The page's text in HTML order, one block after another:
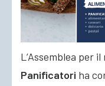
L’Assemblea per
Panificatori ha